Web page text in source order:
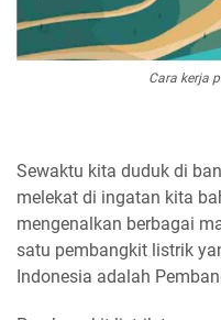
Cara kerja
Sewaktu kita duduk di
melekat di ingatan kita
mengenalkan berbagai
satu pembangkit listrik
Indonesia adalah